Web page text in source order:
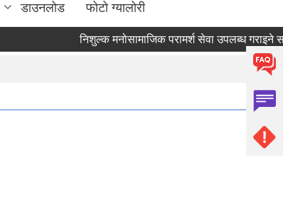
डाउनलोड फोटो ग्यालोरी
निशुल्क मनोसामाजिक परामर्श सेवा उपलब्ध गराइने सम्बन्धि